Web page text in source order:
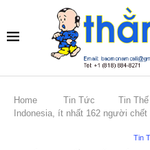
Home Tin Tức Tin
Indonesia, ít nhất 162 người chết
Tin